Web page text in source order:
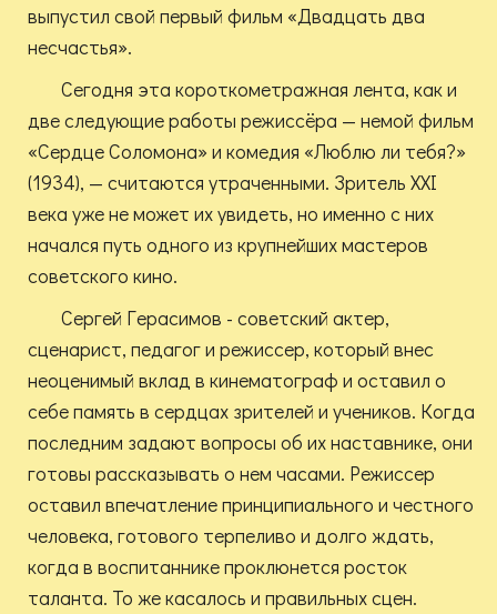
выпустил свой первый фильм «Двадцать два
несчастья».
Сегодня эта короткометражная лента, как и
две следующие работы режиссёра — немой фильм
«Сердце Соломона» и комедия «Люблю ли тебя?»
(1934), — считаются утраченными. Зритель XXI
века уже не может их увидеть, но именно с них
начался путь одного из крупнейших мастеров
советского кино.
Сергей Герасимов - советский актер,
сценарист, педагог и режиссер, который внес
неоценимый вклад в кинематограф и оставил о
себе память в сердцах зрителей и учеников. Когда
последним задают вопросы об их наставнике, они
готовы рассказывать о нем часами. Режиссер
оставил впечатление принципиального и честного
человека, готового терпеливо и долго ждать,
когда в воспитаннике проклюнется росток
таланта. То же касалось и правильных сцен.